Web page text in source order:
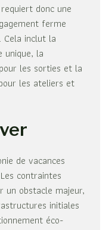
donc une
ferme
Cela inclut la
unique, la
les sorties et la
les ateliers et
de vacances
contraintes
un obstacle majeur,
initiales
éco-